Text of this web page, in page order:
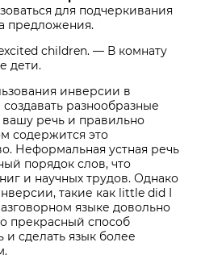
для подчеркивания
предложения.
children. — В комнату
дети.
инверсии в
разнообразные
речь и правильно
содержится это
Неформальная устная речь
порядок слов, что
и научных трудов. Однако
такие как little did I
языке довольно
прекрасный способ
сделать язык более